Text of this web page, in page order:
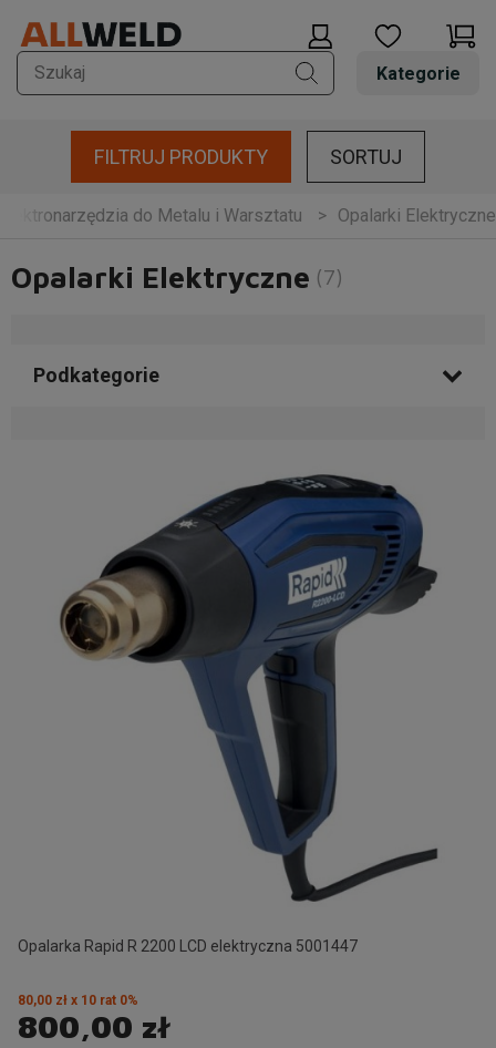
Kategorie
FILTRUJ PRODUKTY SORTUJ
Elektronarzędzia do Metalu i Warsztatu Opalarki Elektryczne
Opalarki Elektryczne (7)
Podkategorie
Opalarka Rapid R 2200 LCD elektryczna 5001447
800,00 zł
80,00 zł x 10 rat 0%